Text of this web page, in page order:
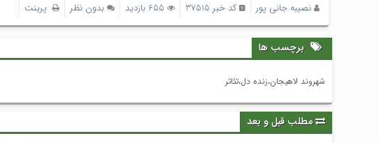
نصیبه جانی پور کد خبر 37515 بدون نظر پرینت
برچسب ها
شهروند لاهيجان،زنده دل،تئاتر
مطلب قبل و بعد